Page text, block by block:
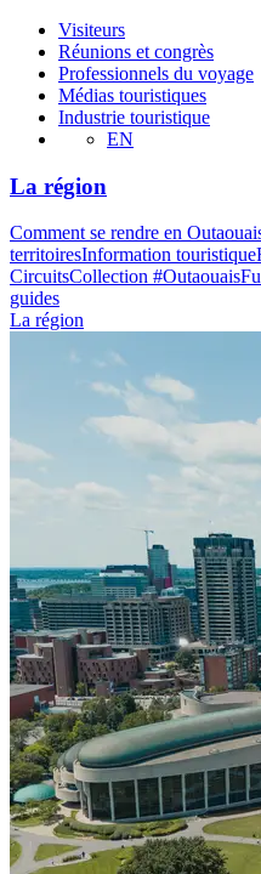
Visiteurs
Réunions et congrès
Professionnels du voyage
Médias touristiques
Industrie touristique
EN
La région
Comment se rendre en
territoiresInformation touristique
CircuitsCollection
guides
La région